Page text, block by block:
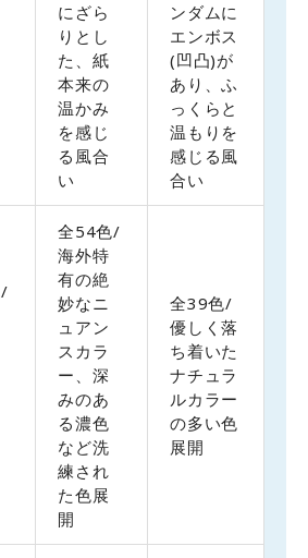
にざら
りとし
た、紙
本来の
温かみ
を感じ
る風合
い
ンダムに
エンボス
(凹凸)が
あり、ふ
っくらと
温もりを
感じる風
合い
全54色/
海外特
有の絶
妙なニ
ュアン
スカラ
ー、深
みのあ
る濃色
など洗
練され
た色展
開
全39色/
優しく落
ち着いた
ナチュラ
ルカラー
の多い色
展開